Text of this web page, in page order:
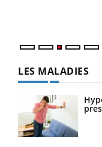
LES MALADIES